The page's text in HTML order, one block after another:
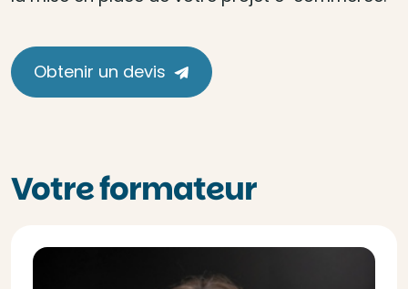
Obtenir un devis
Votre formateur